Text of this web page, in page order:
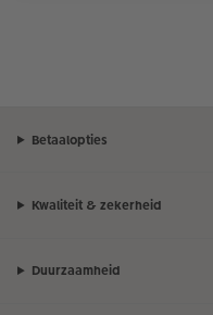
Betaalopties
Kwaliteit & zekerheid
Duurzaamheid